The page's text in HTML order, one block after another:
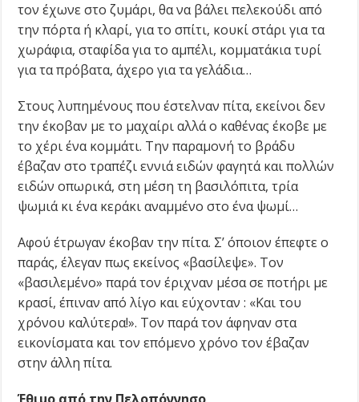
τον έχωνε στο ζυμάρι, θα να βάλει πελεκούδι από
την πόρτα ή κλαρί, για το σπίτι, κουκί στάρι για τα
χωράφια, σταφίδα για το αμπέλι, κομματάκια τυρί
για τα πρόβατα, άχερο για τα γελάδια…
Στους λυπημένους που έστελναν πίτα, εκείνοι δεν
την έκοβαν με το μαχαίρι αλλά ο καθένας έκοβε με
το χέρι ένα κομμάτι. Την παραμονή το βράδυ
έβαζαν στο τραπέζι εννιά ειδών φαγητά και πολλών
ειδών οπωρικά, στη μέση τη βασιλόπιτα, τρία
ψωμιά κι ένα κεράκι αναμμένο στο ένα ψωμί…
Αφού έτρωγαν έκοβαν την πίτα. Σ’ όποιον έπεφτε ο
παράς, έλεγαν πως εκείνος «βασίλεψε». Τον
«βασιλεμένο» παρά τον έριχναν μέσα σε ποτήρι με
κρασί, έπιναν από λίγο και εύχονταν : «Και του
χρόνου καλύτερα!». Τον παρά τον άφηναν στα
εικονίσματα και τον επόμενο χρόνο τον έβαζαν
στην άλλη πίτα.